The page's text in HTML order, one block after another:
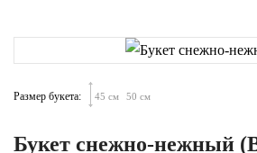
Размер букета: 45 см 50 см
Букет снежно-нежный